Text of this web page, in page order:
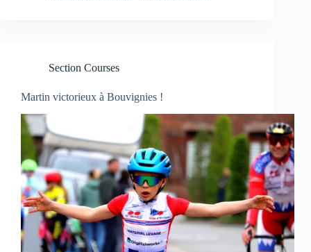
Section Courses
Martin victorieux à Bouvignies !